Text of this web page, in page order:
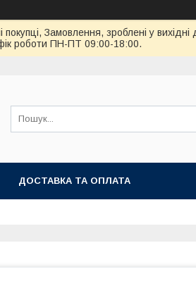
Замовлення, зроблені у
роботи ПН-ПТ 09:00-18:00.
ДОСТАВКА ТА ОПЛАТА